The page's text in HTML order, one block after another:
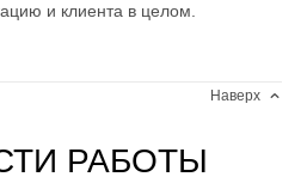
и клиента в целом.
Наверх
РАБОТЫ